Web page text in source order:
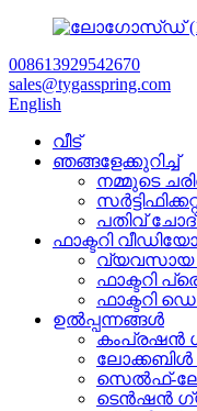
008613929542670
sales@tygasspring.com
English
വീട്
ഞങ്ങളേക്കുറിച്ച്
നമ്മുടെ
പതിവ്
ഫാക്ടറി വീഡിയോ
വ്യവസായ
ഫാക്ടറി
ഫാക്ടറി
ഉൽപ്പന്നങ്ങൾ
കംപ്രഷൻ
സെൽഫ്-
ടെൻഷൻ